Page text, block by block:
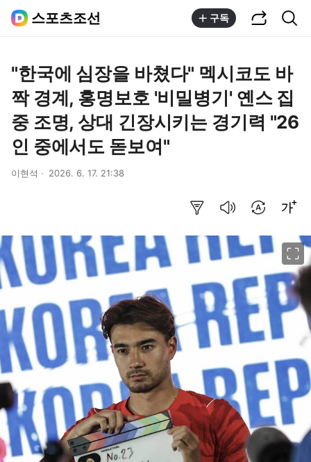
스포츠조선 구독
"한국에 심장을 바쳤다" 멕시코도 바
짝 경계, 홍명보호 '비밀병기' 옌스 집
중 조명, 상대 긴장시키는 경기력 "26
인 중에서도 돋보여"
이현석 2026. 6. 17. 21:38